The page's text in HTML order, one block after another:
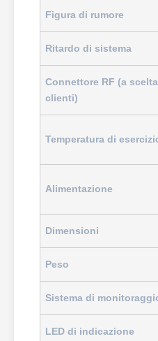
Figura di rumore
Ritardo di sistema
Connettore RF (a
clienti)
Temperatura di
Alimentazione
Dimensioni
Peso
Sistema di
LED di indicazione